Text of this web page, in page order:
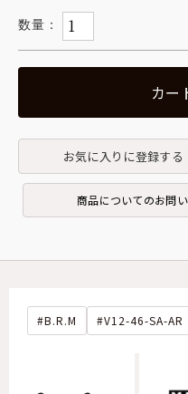
カー
お気に入りに登録する
商品についてのお問
B.R.M V12-46-SA-AR